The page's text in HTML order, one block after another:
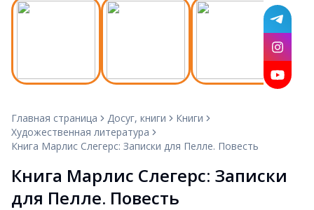
Главная страница Досуг, книги
Книги
Художественная литература
Книга Марлис Слегерс: Записки для Пелле. Повесть
Книга Марлис Слегерс: Записки
для Пелле. Повесть